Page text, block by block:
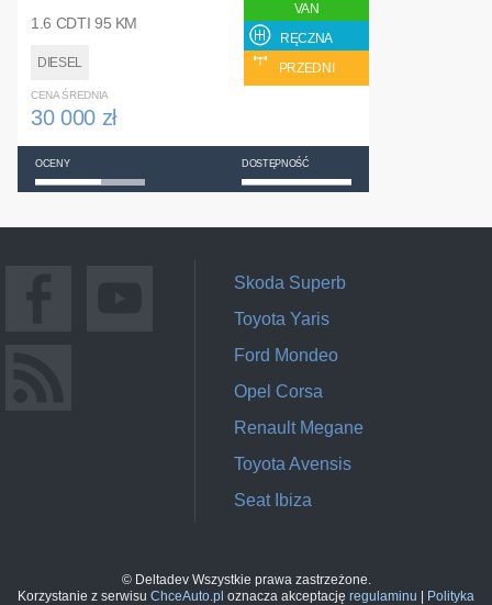
1.6 CDTI 95 KM
DIESEL
VAN
RĘCZNA
PRZEDNI
CENA ŚREDNIA
30 000 zł
OCENY DOSTĘPNOŚĆ
Skoda Superb
Toyota Yaris
Ford Mondeo
Opel Corsa
Renault Megane
Toyota Avensis
Seat Ibiza
© Deltadev Wszystkie prawa zastrzeżone.
Korzystanie z serwisu ChceAuto.pl oznacza akceptację regulaminu Polityka